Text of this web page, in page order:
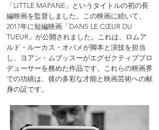
「LITTLE MAPANE」というタイトルの初の長
編映画を監督しました。この映画に続いて、
2017年に短編映画「DANS LE CŒUR DU
TUEUR」が公開されました。これは、ロムア
ルド・ルーカス・オバメが脚本と演技を担当
し、ヨアン・ムブッスーがエグゼクティブプロ
デューサーを務めた作品です。これらの映画界
での功績は、彼の多彩な才能と映画芸術への献
身の証です。